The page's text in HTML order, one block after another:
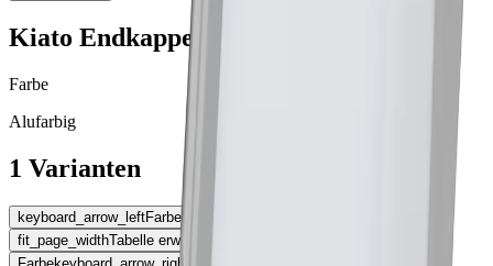
Kiato Endkappe
Farbe
Alufarbig
1 Varianten
keyboard_arrow_leftFarbe
fit_page_widthTabelle erweitern